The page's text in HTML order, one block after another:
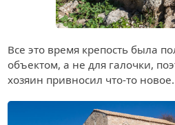
Все это время крепость была
объектом, а не для галочки,
хозяин привносил что-то новое.